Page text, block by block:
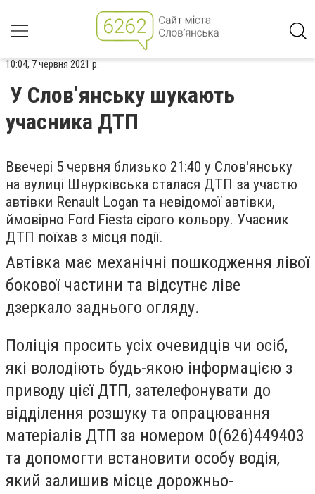
10:04, 7 червня 2021 р.
У Слов’янську шукають
учасника ДТП
Ввечері 5 червня близько 21:40 у Слов'янську
на вулиці Шнурківська сталася ДТП за участю
автівки Renault Logan та невідомої автівки,
ймовірно Ford Fiesta сірого кольору. Учасник
ДТП поїхав з місця події.
Автівка має механічні пошкодження лівої
бокової частини та відсутнє ліве
дзеркало заднього огляду.
Поліція просить усіх очевидців чи осіб,
які володіють будь-якою інформацією з
приводу цієї ДТП, зателефонувати до
відділення розшуку та опрацювання
матеріалів ДТП за номером 0(626)449403
та допомогти встановити особу водія,
який залишив місце дорожньо-